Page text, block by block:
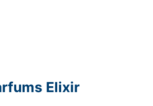
Elixir